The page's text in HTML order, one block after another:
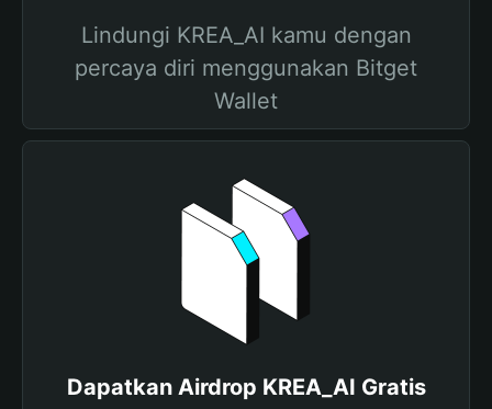
Lindungi KREA_AI kamu dengan
percaya diri menggunakan Bitget
Wallet
Dapatkan Airdrop KREA_AI Gratis